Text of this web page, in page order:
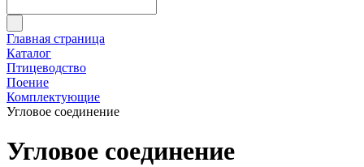
Главная страница
Каталог
Птицеводство
Поение
Комплектующие
Угловое соединение
Угловое соединение